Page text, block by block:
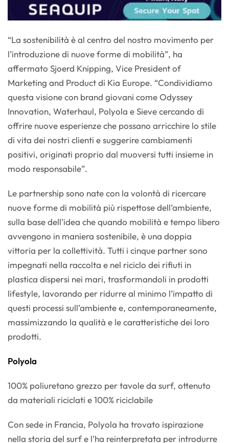
“La sostenibilità è al centro del nostro movimento per
l’introduzione di nuove forme di mobilità”, ha
affermato Sjoerd Knipping, Vice President of
Marketing and Product di Kia Europe. “Condividiamo
questa visione con brand giovani come Odyssey
Innovation, Waterhaul, Polyola e Sieve cercando di
offrire nuove esperienze che possano arricchire lo stile
di vita dei nostri clienti e suggerire cambiamenti
positivi, originati proprio dal muoversi tutti insieme in
modo responsabile”.
Le partnership sono nate con la volontà di ricercare
nuove forme di mobilità più rispettose dell’ambiente,
sulla base dell’idea che quando mobilità e tempo libero
avvengono in maniera sostenibile, è una doppia
vittoria per la collettività. Tutti i cinque partner sono
impegnati nella raccolta e nel riciclo dei rifiuti in
plastica dispersi nei mari, trasformandoli in prodotti
lifestyle, lavorando per ridurre al minimo l’impatto di
questi processi sull’ambiente e, contemporaneamente,
massimizzando la qualità e le caratteristiche dei loro
prodotti.
Polyola
100% poliuretano grezzo per tavole da surf, ottenuto
da materiali riciclati e 100% riciclabile
Con sede in Francia, Polyola ha trovato ispirazione
nella storia del surf e l'ha reinterpretata per introdurre